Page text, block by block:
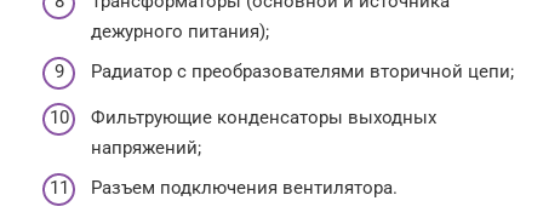
дежурного питания);
Радиатор с преобразователями вторичной цепи;
Фильтрующие конденсаторы выходных
напряжений;
Разъем подключения вентилятора.